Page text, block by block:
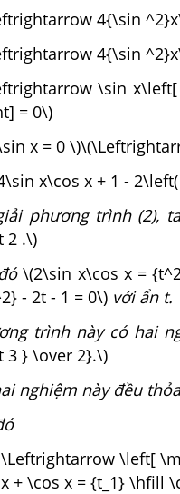
4{\sin
4{\sin
\sin
= 0\)
x = 0
x\cos x + 1 -
phương trình (2),
2 .\)
\(2\sin x\cos x =
- 2t - 1 = 0\) với ẩn t.
trình này có hai
3 } \over 2}.\)
nghiệm này đều
\Leftrightarrow \left[
+ \cos x = {t_1} \hfill